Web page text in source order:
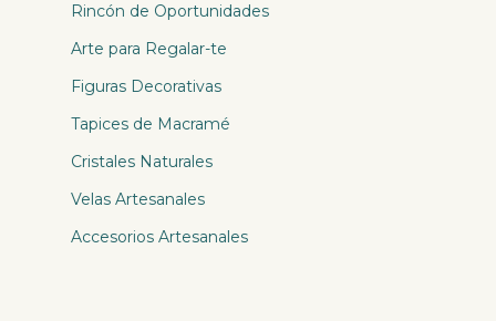
Rincón de Oportunidades
Arte para Regalar-te
Figuras Decorativas
Tapices de Macramé
Cristales Naturales
Velas Artesanales
Accesorios Artesanales